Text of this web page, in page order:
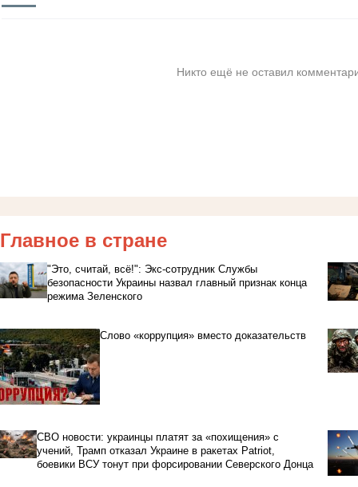
Никто ещё не оставил
Главное в стране
"Это, считай, всё!": Экс-сотрудник Службы
безопасности Украины назвал главный признак конца
режима Зеленского
Слово «коррупция» вместо доказательств
СВО новости: украинцы платят за «похищения» с
учений, Трамп отказал Украине в ракетах Patriot,
боевики ВСУ тонут при форсировании Северского Донца